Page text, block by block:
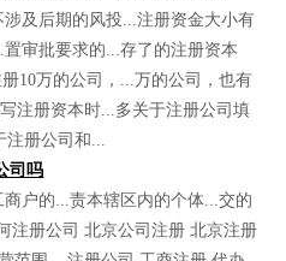
及后期的风投...注册资金大小有
审批要求的...存了的注册资本
10万的公司，...万的公司，也有
册资本时...多关于注册公司填
册公司和...
司吗
商户的...责本辖区内的个体...交的
注册公司 北京公司注册 北京注册